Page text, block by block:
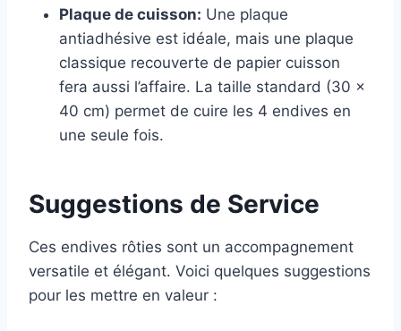
Plaque de cuisson: Une plaque
antiadhésive est idéale, mais une plaque
classique recouverte de papier cuisson
fera aussi l’affaire. La taille standard (30 x
40 cm) permet de cuire les 4 endives en
une seule fois.
Suggestions de Service
Ces endives rôties sont un accompagnement
versatile et élégant. Voici quelques suggestions
pour les mettre en valeur :